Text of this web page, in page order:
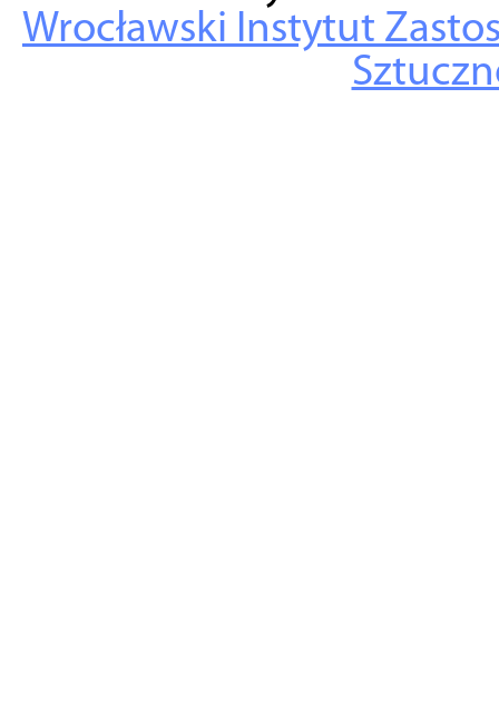
Wrocławski Instytut